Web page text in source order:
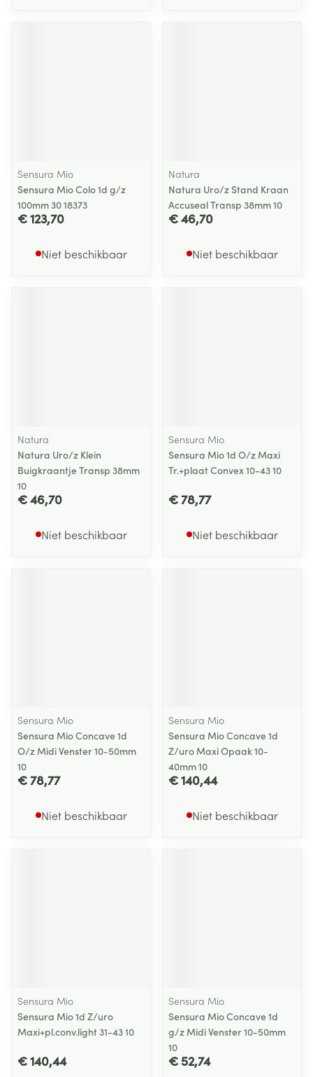
Sensura Mio
Sensura Mio Colo 1d g/z
100mm 30 18373
€ 123,70
Niet beschikbaar
Natura
Natura Uro/z Stand Kraan
Accuseal Transp 38mm 10
€ 46,70
Niet beschikbaar
Natura
Natura Uro/z Klein
Buigkraantje Transp 38mm
10
€ 46,70
Niet beschikbaar
Sensura Mio
Sensura Mio 1d O/z Maxi
Tr.+plaat Convex 10-43 10
€ 78,77
Niet beschikbaar
Sensura Mio
Sensura Mio Concave 1d
O/z Midi Venster 10-50mm
10
€ 78,77
Niet beschikbaar
Sensura Mio
Sensura Mio Concave 1d
Z/uro Maxi Opaak 10-
40mm 10
€ 140,44
Niet beschikbaar
Sensura Mio
Sensura Mio 1d Z/uro
Maxi+pl.conv.light 31-43 10
€ 140,44
Sensura Mio
Sensura Mio Concave 1d
g/z Midi Venster 10-50mm
10
€ 52,74